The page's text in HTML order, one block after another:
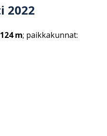
2022
124 m; paikkakunnat: